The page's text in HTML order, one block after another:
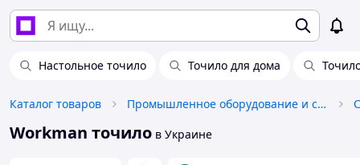
Настольное точило Точило для дома
Каталог товаров Промышленное оборудование и станки
Workman точило в Украине